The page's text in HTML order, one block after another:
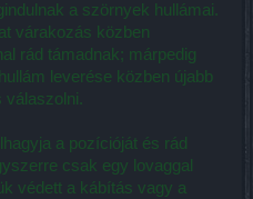
a szörnyek hullámai.
várakozás közben
rád támadnak; márpedig
leverése közben újabb
válaszolni.
a pozícióját és rád
csak egy lovaggal
védett a kábítás vagy a